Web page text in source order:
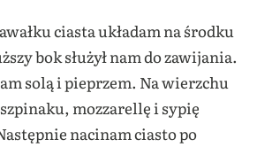
ciasta układam na środku
bok służył nam do zawijania.
solą i pieprzem. Na wierzchu
mozzarellę i sypię
nacinam ciasto po